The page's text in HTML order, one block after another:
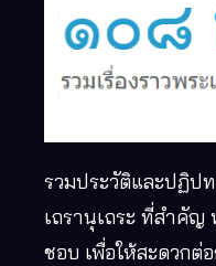
รวมประวัติและปฏิป
เถรานุเถระ ที่สำคั
ชอบ เพื่อให้สะดวกต่